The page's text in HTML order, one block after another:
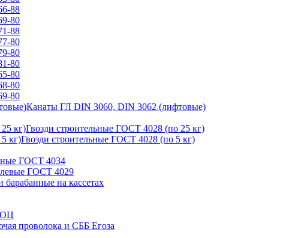
88
80
88
80
80
80
80
80
80
Канаты ГЛ DIN 3060, DIN 3062 (лифтовые)
Гвозди строительные ГОСТ 4028 (по 25 кг)
Гвозди строительные ГОСТ 4028 (по 5 кг)
ГОСТ 4034
ГОСТ 4029
барабанные на кассетах
проволока и СББ Егоза